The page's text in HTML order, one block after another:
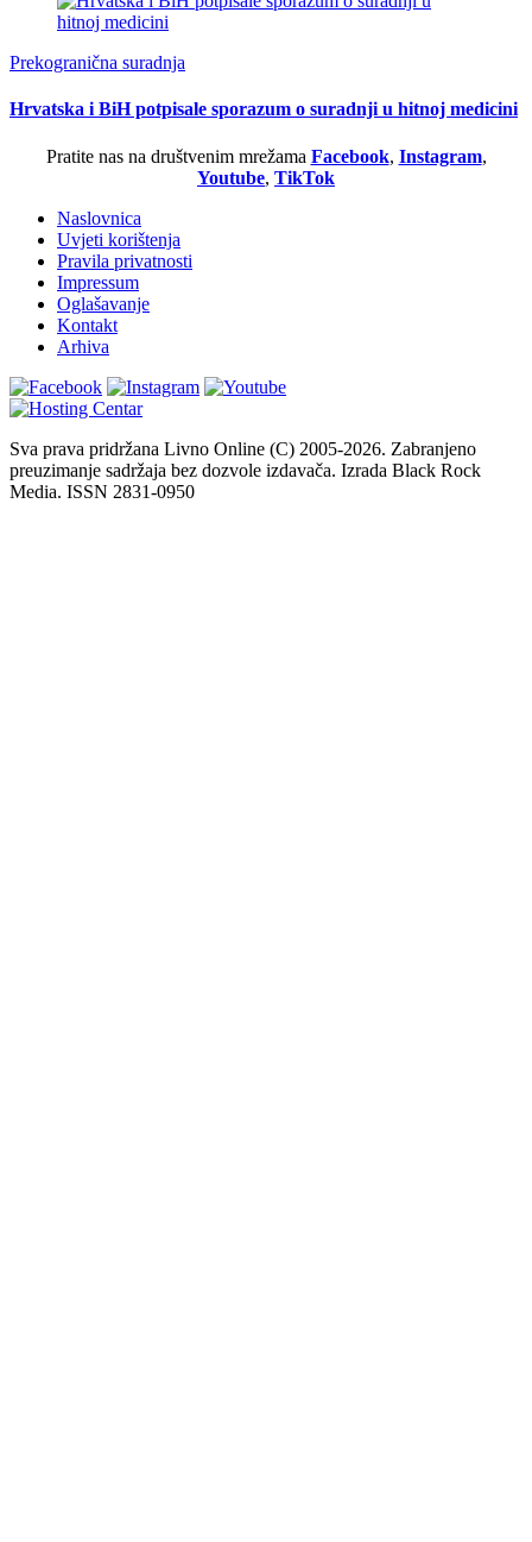
Prekogranična suradnja
Hrvatska i BiH potpisale sporazum o suradnji u hitnoj medicini
Pratite nas na društvenim mrežama Facebook, Instagram,
Youtube, TikTok
Naslovnica
Uvjeti korištenja
Pravila privatnosti
Impressum
Oglašavanje
Kontakt
Arhiva
Sva prava pridržana Livno Online (C) 2005-2026. Zabranjeno
preuzimanje sadržaja bez dozvole izdavača. Izrada Black Rock
Media. ISSN 2831-0950